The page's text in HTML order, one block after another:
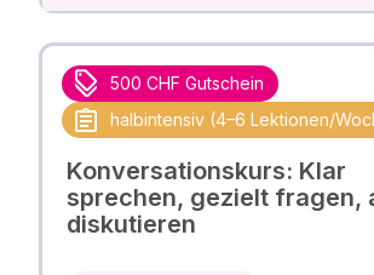
500 CHF Gutschein
halbintensiv (4–6 Lektionen/
Konversationskurs: Klar
sprechen, gezielt fragen,
diskutieren